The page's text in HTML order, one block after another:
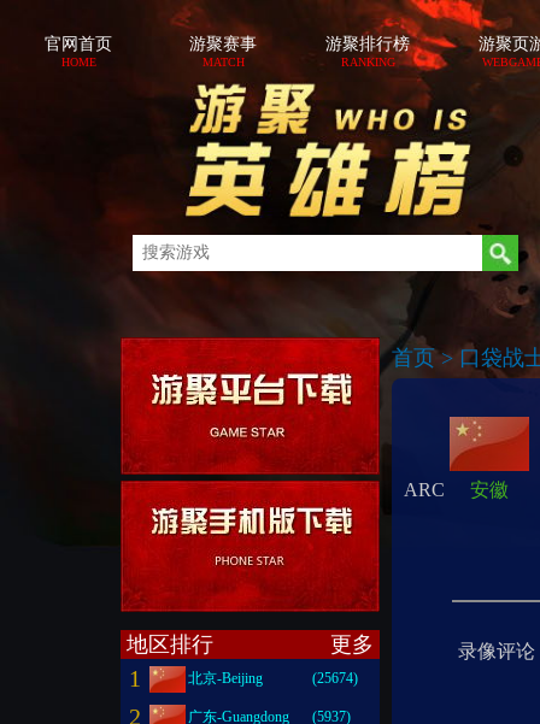
官网首页
HOME
游聚赛事
MATCH
游聚排行榜
RANKING
游聚页
地区排行 更多
1 北京-Beijing (25674)
2 广东-Guangdong (5937)
首页 > 口袋战
ARC 安徽
录像评论